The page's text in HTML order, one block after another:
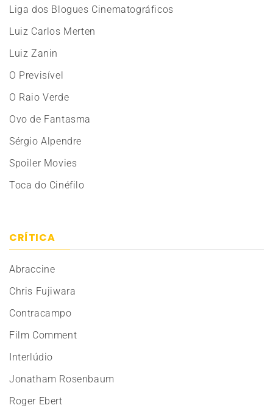
Liga dos Blogues Cinematográficos
Luiz Carlos Merten
Luiz Zanin
O Previsível
O Raio Verde
Ovo de Fantasma
Sérgio Alpendre
Spoiler Movies
Toca do Cinéfilo
CRÍTICA
Abraccine
Chris Fujiwara
Contracampo
Film Comment
Interlúdio
Jonatham Rosenbaum
Roger Ebert